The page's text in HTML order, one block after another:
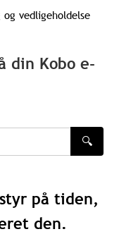
vedligeholdelse
din Kobo e-
🔍
på tiden,
den.